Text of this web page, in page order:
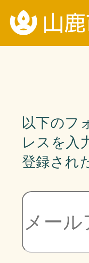
以下のフ
レスを入
登録され